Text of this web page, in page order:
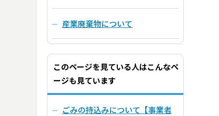
産業廃棄物について
このページを見ている人はこんなペ
ージも見ています
ごみの持込みについて【事業者